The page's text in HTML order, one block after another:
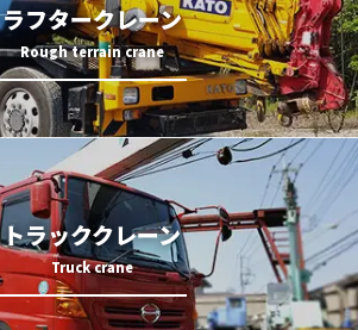
ラフタークレーン
トラッククレーン